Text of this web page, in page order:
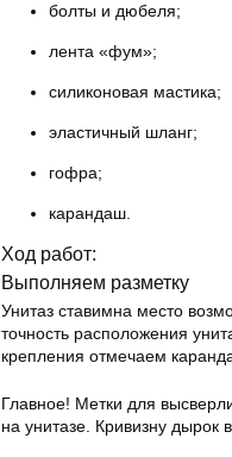
болты и дюбеля;
лента «фум»;
силиконовая мастика;
эластичный шланг;
гофра;
карандаш.
Ход работ:
Выполняем разметку
Унитаз ставимна место
точность расположения
крепления отмечаем
Главное! Метки для
на унитазе. Кривизну дырок